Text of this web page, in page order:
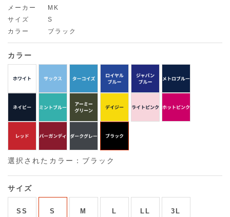
メーカー
MK
サイズ
S
カラー
ブラック
カラー
選択されたカラー：ブラック
サイズ
SS S M L LL 3L